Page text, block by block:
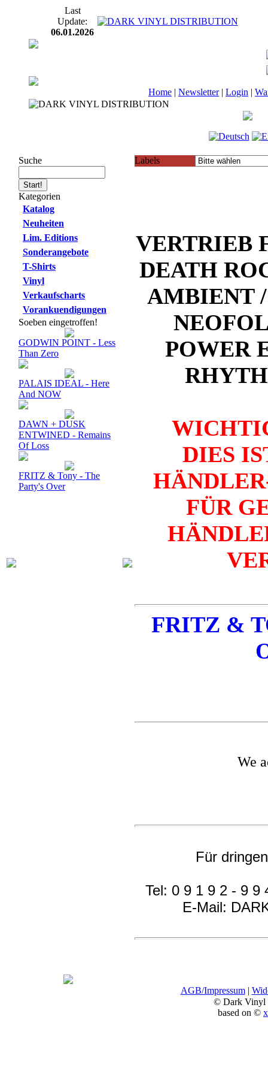
Last
Update:
06.01.2026
Home | Newsletter| Login |
Suche
Kategorien
Katalog
Neuheiten
Lim. Editions
Sonderangebote
T-Shirts
Vinyl
Verkaufscharts
Vorankuendigungen
Soeben eingetroffen!
GODWIN POINT - Less
Than Zero
PALAIS IDEAL - Here
And NOW
DAWN + DUSK
ENTWINED - Remains
Of Loss
FRITZ & Tony - The
Party's Over
Labels
VERTRIEB
DEATH
AMBIENT
POWER
DIES
FÜR
FRITZ &
We
Für
Tel: 0 9 1 9 2 - 9 9
E-Mail:
AGB/Impressum|
© Dark Vinyl
based on ©